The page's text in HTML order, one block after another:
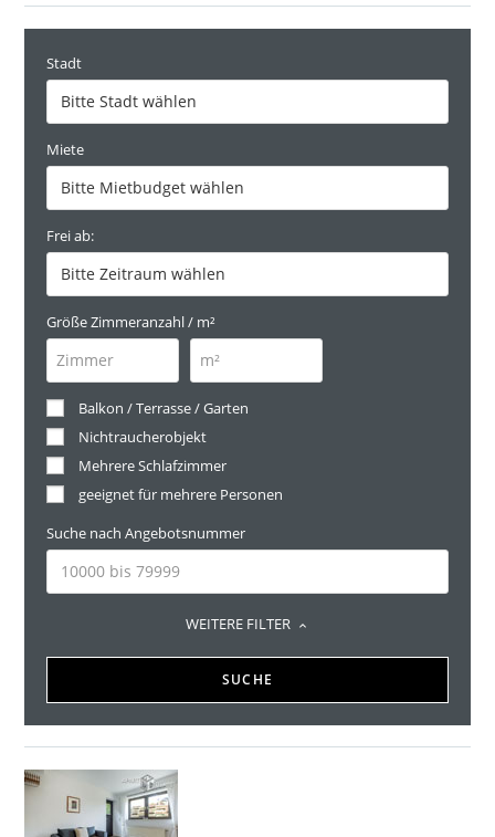
Stadt
Miete
Frei ab:
Größe Zimmeranzahl / m²
Balkon / Terrasse / Garten
Nichtraucherobjekt
Mehrere Schlafzimmer
geeignet für mehrere Personen
Suche nach Angebotsnummer
WEITERE FILTER
SUCHE